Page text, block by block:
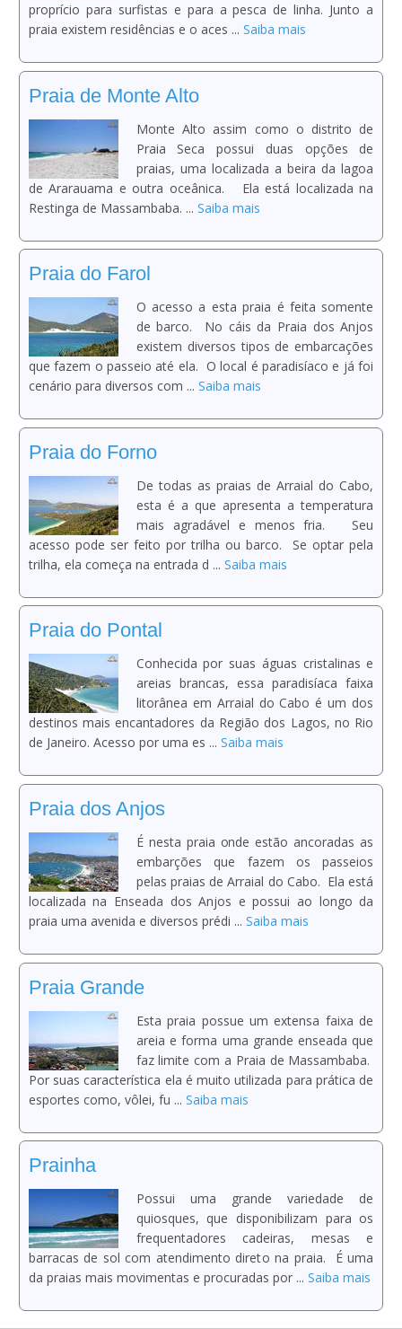
proprício para surfistas e para a pesca de linha. Junto a
praia existem residências e o aces ... Saiba mais
Praia de Monte Alto
Monte Alto assim como o distrito de
Praia Seca possui duas opções de
praias, uma localizada a beira da lagoa
de Ararauama e outra oceânica. Ela está localizada na
Restinga de Massambaba. ... Saiba mais
Praia do Farol
O acesso a esta praia é feita somente
de barco. No cáis da Praia dos Anjos
existem diversos tipos de embarcações
que fazem o passeio até ela. O local é paradisíaco e já foi
cenário para diversos com ... Saiba mais
Praia do Forno
De todas as praias de Arraial do Cabo,
esta é a que apresenta a temperatura
mais agradável e menos fria. Seu
acesso pode ser feito por trilha ou barco. Se optar pela
trilha, ela começa na entrada d ... Saiba mais
Praia do Pontal
Conhecida por suas águas cristalinas e
areias brancas, essa paradisíaca faixa
litorânea em Arraial do Cabo é um dos
destinos mais encantadores da Região dos Lagos, no Rio
de Janeiro. Acesso por uma es ... Saiba mais
Praia dos Anjos
É nesta praia onde estão ancoradas as
embarções que fazem os passeios
pelas praias de Arraial do Cabo. Ela está
localizada na Enseada dos Anjos e possui ao longo da
praia uma avenida e diversos prédi ... Saiba mais
Praia Grande
Esta praia possue um extensa faixa de
areia e forma uma grande enseada que
faz limite com a Praia de Massambaba.
Por suas característica ela é muito utilizada para prática de
esportes como, vôlei, fu ... Saiba mais
Prainha
Possui uma grande variedade de
quiosques, que disponibilizam para os
frequentadores cadeiras, mesas e
barracas de sol com atendimento direto na praia. É uma
da praias mais movimentas e procuradas por ... Saiba mais